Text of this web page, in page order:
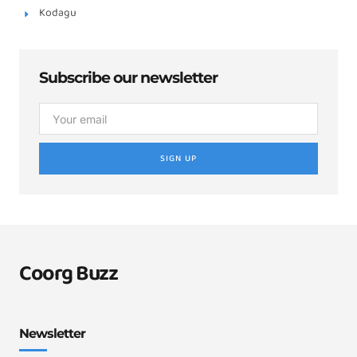
Kodagu
Subscribe our newsletter
SIGN UP
Coorg Buzz
Newsletter